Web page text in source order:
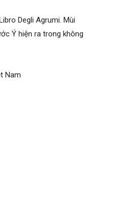
Degli Agrumi. Mùi
Ý hiện ra trong không
Nam